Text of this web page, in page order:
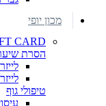
מכון יופי
CARD
הסרת שיער
טיפולי גוף